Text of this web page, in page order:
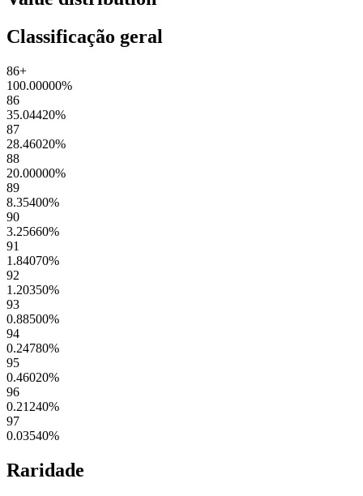
Classificação geral
86+
100.00000%
86
35.04420%
87
28.46020%
88
20.00000%
89
8.35400%
90
3.25660%
91
1.84070%
92
1.20350%
93
0.88500%
94
0.24780%
95
0.46020%
96
0.21240%
97
0.03540%
Raridade